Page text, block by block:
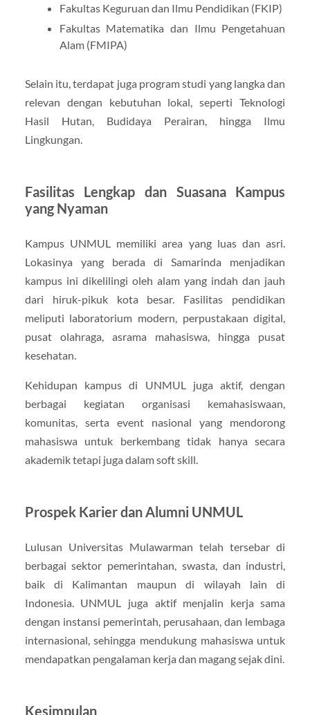
Fakultas Keguruan dan Ilmu Pendidikan (FKIP)
Fakultas Matematika dan Ilmu Pengetahuan
Alam (FMIPA)
Selain itu, terdapat juga program studi yang langka dan
relevan dengan kebutuhan lokal, seperti Teknologi
Hasil Hutan, Budidaya Perairan, hingga Ilmu
Lingkungan.
Fasilitas Lengkap dan Suasana Kampus
yang Nyaman
Kampus UNMUL memiliki area yang luas dan asri.
Lokasinya yang berada di Samarinda menjadikan
kampus ini dikelilingi oleh alam yang indah dan jauh
dari hiruk-pikuk kota besar. Fasilitas pendidikan
meliputi laboratorium modern, perpustakaan digital,
pusat olahraga, asrama mahasiswa, hingga pusat
kesehatan.
Kehidupan kampus di UNMUL juga aktif, dengan
berbagai kegiatan organisasi kemahasiswaan,
komunitas, serta event nasional yang mendorong
mahasiswa untuk berkembang tidak hanya secara
akademik tetapi juga dalam soft skill.
Prospek Karier dan Alumni UNMUL
Lulusan Universitas Mulawarman telah tersebar di
berbagai sektor pemerintahan, swasta, dan industri,
baik di Kalimantan maupun di wilayah lain di
Indonesia. UNMUL juga aktif menjalin kerja sama
dengan instansi pemerintah, perusahaan, dan lembaga
internasional, sehingga mendukung mahasiswa untuk
mendapatkan pengalaman kerja dan magang sejak dini.
Kesimpulan